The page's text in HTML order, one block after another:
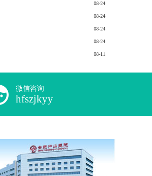
08-24
08-24
08-24
08-24
08-11
微信咨询
hfszjkyy